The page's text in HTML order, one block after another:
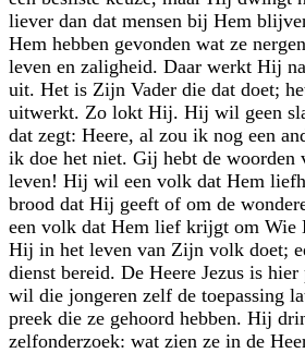
liever dan dat mensen bij Hem
Hem hebben gevonden wat ze
leven en zaligheid. Daar werkt Hij
uit. Het is Zijn Vader die dat doet;
uitwerkt. Zo lokt Hij. Hij wil geen
dat zegt: Heere, al zou ik nog een
ik doe het niet. Gij hebt de woorden
leven! Hij wil een volk dat Hem
brood dat Hij geeft of om de
een volk dat Hem lief krijgt om Wie
Hij in het leven van Zijn volk doet;
dienst bereid. De Heere Jezus is
wil die jongeren zelf de toepassing
preek die ze gehoord hebben. Hij
zelfonderzoek: wat zien ze in de